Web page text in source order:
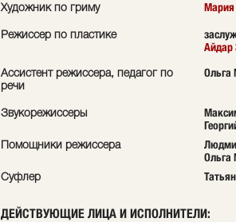
Художник по гриму
Режиссер по пластике
Айдар
Ассистент режиссера, педагог по
речи
Ольга
Звукорежиссеры
Помощники режиссера
Ольга
Суфлер
ДЕЙСТВУЮЩИЕ ЛИЦА И ИСПОЛНИТЕЛИ: